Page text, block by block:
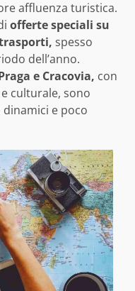
affluenza turistica.
offerte speciali su
spesso
dell’anno.
e Cracovia, con
culturale, sono
e poco